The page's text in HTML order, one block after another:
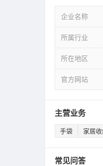
企业名称
所属行业
所在地区
官方网站
主营业务
手袋 家居
常见问答